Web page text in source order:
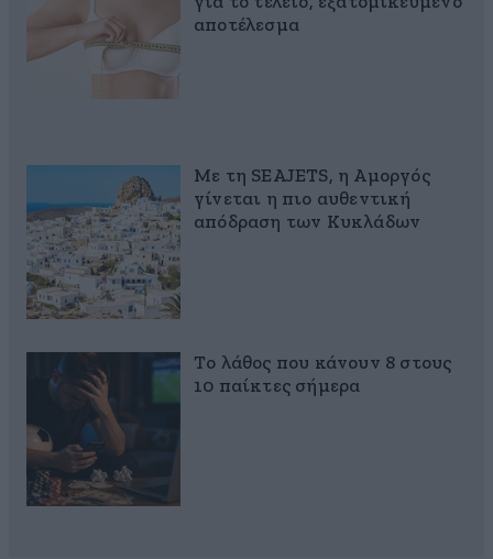
αποτέλεσμα
Με τη SEAJETS, η Αμοργός
γίνεται η πιο αυθεντική
απόδραση των Κυκλάδων
Το λάθος που κάνουν 8 στους
10 παίκτες σήμερα